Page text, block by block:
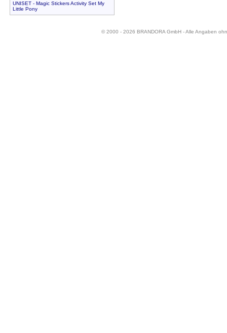
UNISET - Magic Stickers Activity Set My
Little Pony
© 2000 - 2026 BRANDORA GmbH - Alle Angaben